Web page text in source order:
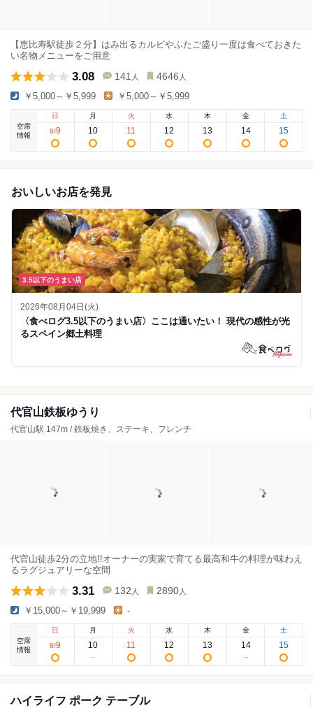
【恵比寿駅徒歩２分】はみ出るカルビやふたご盛り一度は食べておきた
い名物メニューをご用意
3.08 141 人 4646 人
￥5,000～￥5,999 ￥5,000～￥5,999
空席
情報
日
8/9
月
10
火
11
水
12
木
13
金
14
土
15
おいしいお店を発見
3.5以下のうまい店
2026年08月04日(火)
〈食べログ3.5以下のうまい店〉ここは通いたい！ 現代の感性が光
るスペイン郷土料理
代官山鉄板ゆうり
代官山駅 147m / 鉄板焼き、ステーキ、フレンチ
代官山徒歩2分の立地!!オーナーの実家で育てる最高和牛の料理が味わえ
るラグジュアリーな空間
3.31 132 人 2890 人
￥15,000～￥19,999 -
空席
情報
日
8/9
月
10
火
11
水
12
木
13
金
14
土
15
ハイライフ ポーク テーブル